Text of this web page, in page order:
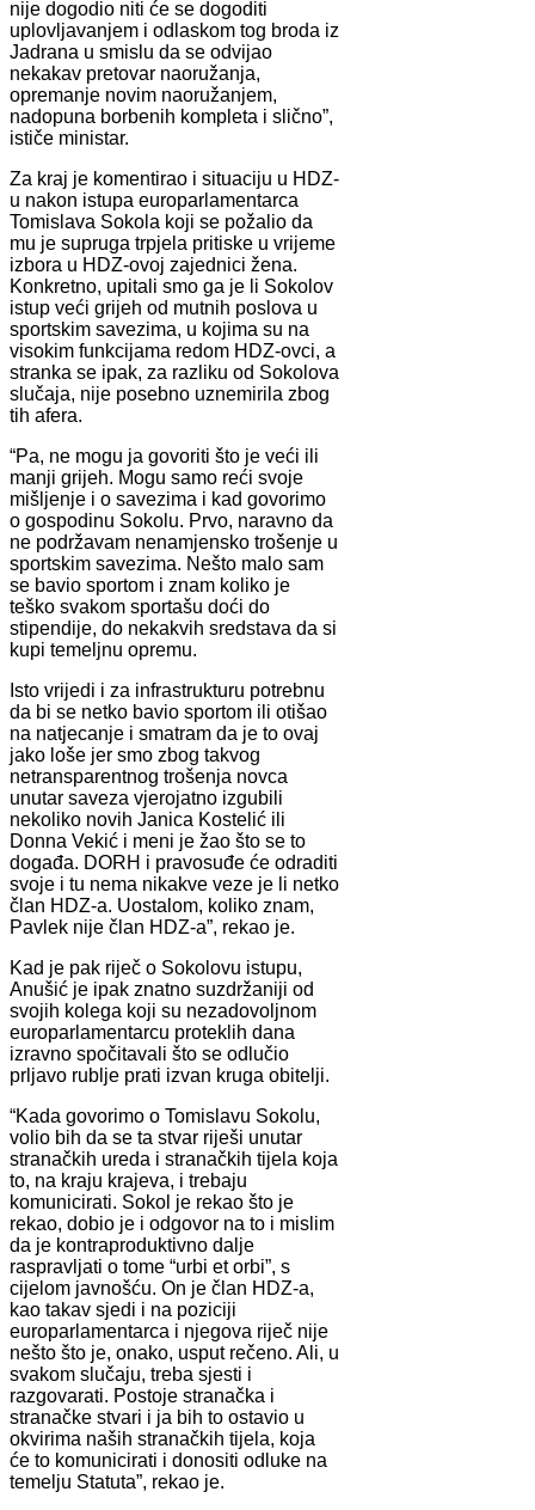
nije dogodio niti će se dogoditi
uplovljavanjem i odlaskom tog broda iz
Jadrana u smislu da se odvijao
nekakav pretovar naoružanja,
opremanje novim naoružanjem,
nadopuna borbenih kompleta i slično”,
ističe ministar.
Za kraj je komentirao i situaciju u HDZ-
u nakon istupa europarlamentarca
Tomislava Sokola koji se požalio da
mu je supruga trpjela pritiske u vrijeme
izbora u HDZ-ovoj zajednici žena.
Konkretno, upitali smo ga je li Sokolov
istup veći grijeh od mutnih poslova u
sportskim savezima, u kojima su na
visokim funkcijama redom HDZ-ovci, a
stranka se ipak, za razliku od Sokolova
slučaja, nije posebno uznemirila zbog
tih afera.
“Pa, ne mogu ja govoriti što je veći ili
manji grijeh. Mogu samo reći svoje
mišljenje i o savezima i kad govorimo
o gospodinu Sokolu. Prvo, naravno da
ne podržavam nenamjensko trošenje u
sportskim savezima. Nešto malo sam
se bavio sportom i znam koliko je
teško svakom sportašu doći do
stipendije, do nekakvih sredstava da si
kupi temeljnu opremu.
Isto vrijedi i za infrastrukturu potrebnu
da bi se netko bavio sportom ili otišao
na natjecanje i smatram da je to ovaj
jako loše jer smo zbog takvog
netransparentnog trošenja novca
unutar saveza vjerojatno izgubili
nekoliko novih Janica Kostelić ili
Donna Vekić i meni je žao što se to
događa. DORH i pravosuđe će odraditi
svoje i tu nema nikakve veze je li netko
član HDZ-a. Uostalom, koliko znam,
Pavlek nije član HDZ-a”, rekao je.
Kad je pak riječ o Sokolovu istupu,
Anušić je ipak znatno suzdržaniji od
svojih kolega koji su nezadovoljnom
europarlamentarcu proteklih dana
izravno spočitavali što se odlučio
prljavo rublje prati izvan kruga obitelji.
“Kada govorimo o Tomislavu Sokolu,
volio bih da se ta stvar riješi unutar
stranačkih ureda i stranačkih tijela koja
to, na kraju krajeva, i trebaju
komunicirati. Sokol je rekao što je
rekao, dobio je i odgovor na to i mislim
da je kontraproduktivno dalje
raspravljati o tome “urbi et orbi”, s
cijelom javnošću. On je član HDZ-a,
kao takav sjedi i na poziciji
europarlamentarca i njegova riječ nije
nešto što je, onako, usput rečeno. Ali, u
svakom slučaju, treba sjesti i
razgovarati. Postoje stranačka i
stranačke stvari i ja bih to ostavio u
okvirima naših stranačkih tijela, koja
će to komunicirati i donositi odluke na
temelju Statuta”, rekao je.